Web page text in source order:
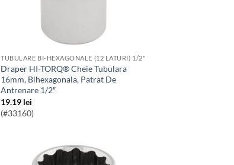
TUBULARE BI-HEXAGONALE (12 LATURI) 1/2"
Draper HI-TORQ® Cheie Tubulara
16mm, Bihexagonala, Patrat De
Antrenare 1/2″
19.19 lei
(#33160)